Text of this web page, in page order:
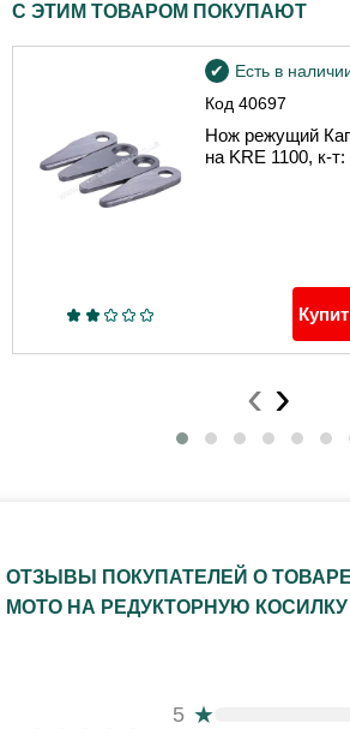
С ЭТИМ ТОВАРОМ ПОКУПАЮТ
Код 40697
Есть в
Нож режущий
на KRE 1100, к-т:
‹ ›
ОТЗЫВЫ ПОКУПАТЕЛЕЙ О ТОВАРЕ
MOTO НА РЕДУКТОРНУЮ КОСИЛКУ
5 ★